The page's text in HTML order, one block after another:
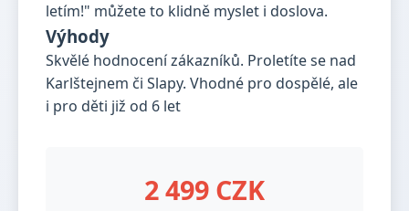
letím!" můžete to klidně myslet i doslova.
Výhody
Skvělé hodnocení zákazníků. Proletíte se nad
Karlštejnem či Slapy. Vhodné pro dospělé, ale
i pro děti již od 6 let
2 499 CZK